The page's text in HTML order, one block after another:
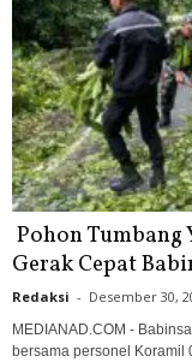
Pohon Tumbang
Gerak Cepat
Redaksi - Desember 30,
MEDIANAD.COM -
bersama personel Koramil